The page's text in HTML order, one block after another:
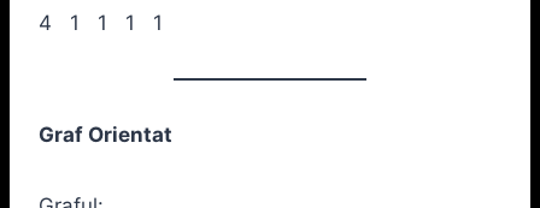
4 1 1 1 1
Graf Orientat